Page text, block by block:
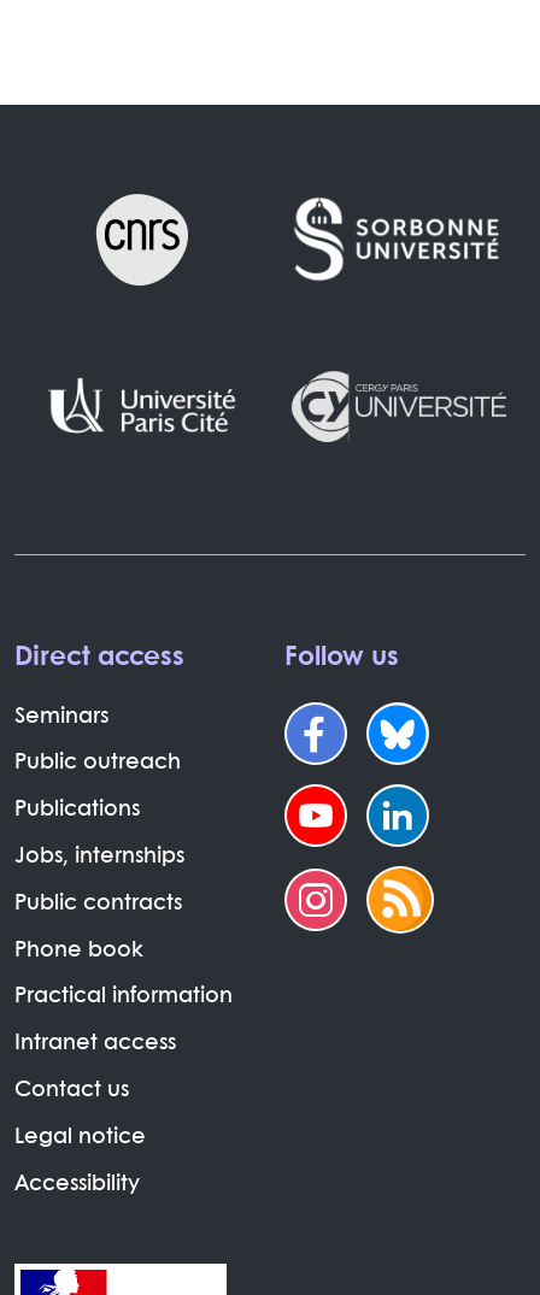
Direct access
Seminars
Public outreach
Publications
Jobs, internships
Public contracts
Phone book
Practical information
Intranet access
Contact us
Legal notice
Accessibility
Follow us